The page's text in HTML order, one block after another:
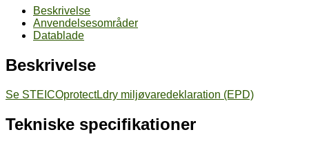
Beskrivelse
Anvendelsesområder
Datablade
Beskrivelse
Se STEICOprotectLdry miljøvaredeklaration (EPD)
Tekniske specifikationer